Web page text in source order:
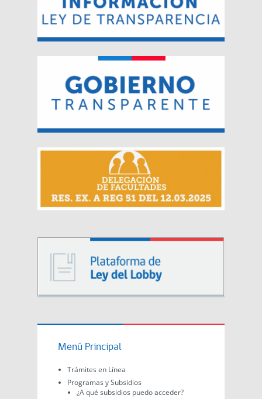
Menú Principal
Trámites en Línea
Programas y Subsidios
¿A qué subsidios puedo acceder?